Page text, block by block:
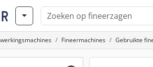
Fineermachines Gebruikte